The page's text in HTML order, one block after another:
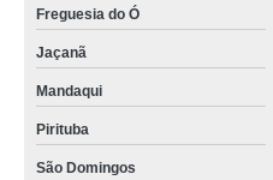
Freguesia do Ó
Jaçanã
Mandaqui
Pirituba
São Domingos